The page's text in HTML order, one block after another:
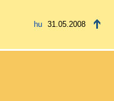
31.05.2008